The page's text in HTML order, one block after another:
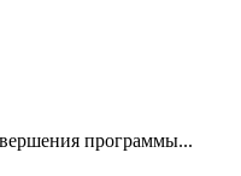
программы...